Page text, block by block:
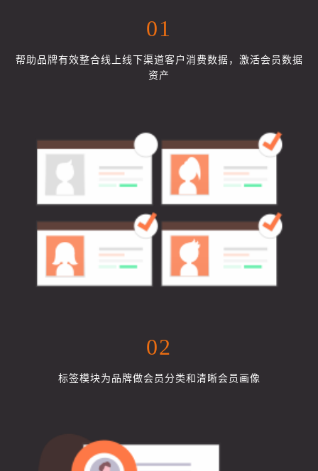
01
帮助品牌有效整合线上线下渠道客户消费数据，激活会员数据
资产
02
标签模块为品牌做会员分类和清晰会员画像